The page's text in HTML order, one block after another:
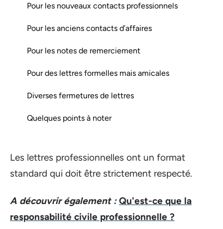
Pour les nouveaux contacts professionnels
Pour les anciens contacts d’affaires
Pour les notes de remerciement
Pour des lettres formelles mais amicales
Diverses fermetures de lettres
Quelques points à noter
Les lettres professionnelles ont un format
standard qui doit être strictement respecté.
A découvrir également : Qu'est-ce que la
responsabilité civile professionnelle ?